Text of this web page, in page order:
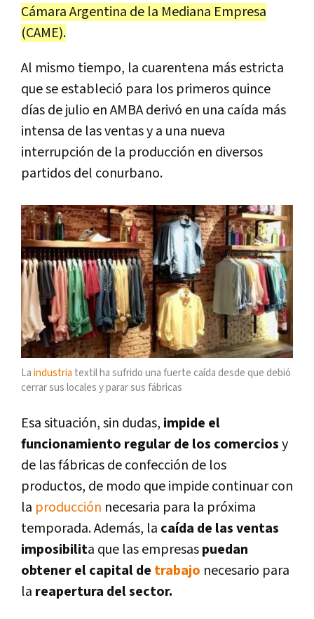
Cámara Argentina de la Mediana Empresa
(CAME).
Al mismo tiempo, la cuarentena más estricta
que se estableció para los primeros quince
días de julio en AMBA derivó en una caída más
intensa de las ventas y a una nueva
interrupción de la producción en diversos
partidos del conurbano.
La industria textil ha sufrido una fuerte caída desde que debió
cerrar sus locales y parar sus fábricas
Esa situación, sin dudas, impide el
funcionamiento regular de los comerciosy
de las fábricas de confección de los
productos, de modo que impide continuar con
la producción necesaria para la próxima
temporada. Además, la caída de las ventas
imposibilita que las empresaspuedan
obtener el capital de trabajo necesario para
la reapertura del sector.